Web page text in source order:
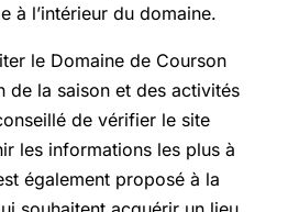
à l’intérieur du domaine.
le Domaine de Courson
de la saison et des activités
de vérifier le site
les informations les plus à
également proposé à la